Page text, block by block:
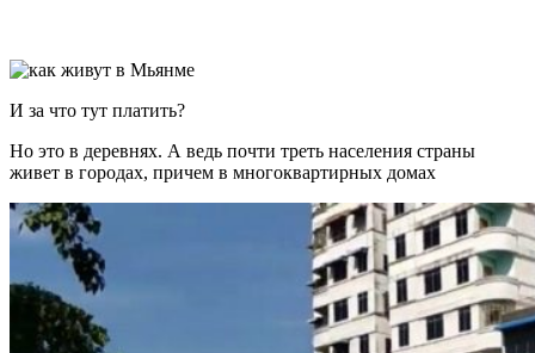
И за что тут платить?
Но это в деревнях. А ведь почти треть населения страны
живет в городах, причем в многоквартирных домах